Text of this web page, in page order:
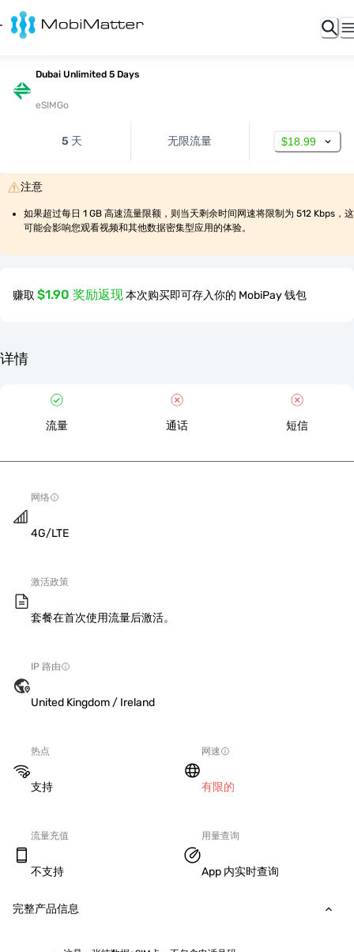
Dubai Unlimited 5 Days
eSIMGo
5 天 无限流量 $18.99
注意
如果超过每日 1 GB 高速流量限额，则当天剩余时间网速将限制为 512 Kbps，这
可能会影响您观看视频和其他数据密集型应用的体验。
赚取 $1.90 奖励返现本次购买即可存入你的 MobiPay 钱包
详情
流量 通话 短信
网络
4G/LTE
激活政策
套餐在首次使用流量后激活。
IP 路由
United Kingdom / Ireland
热点
支持
网速
有限的
流量充值
不支持
用量查询
App 内实时查询
完整产品信息